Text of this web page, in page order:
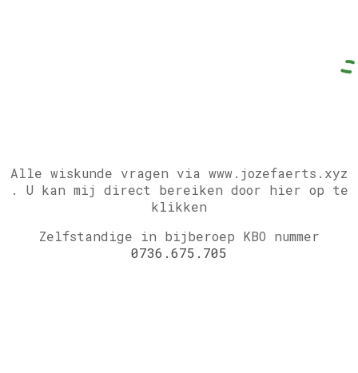
Alle wiskunde vragen via www.jozefaerts.xyz
. U kan mij direct bereiken door hier op te
klikken
Zelfstandige in bijberoep KBO nummer
0736.675.705